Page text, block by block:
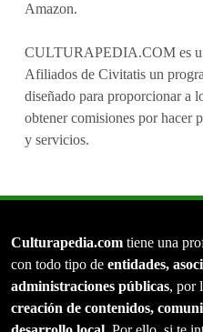
Amazon.
CULTURAPEDIA.COM es
Afiliados de Civitatis un
diseñado para proporcionar a
obtener comisiones por hacer
y servicios.
Culturapedia.com tiene una
con todo tipo de entidades,
administraciones públicas, por
creación de contenidos,